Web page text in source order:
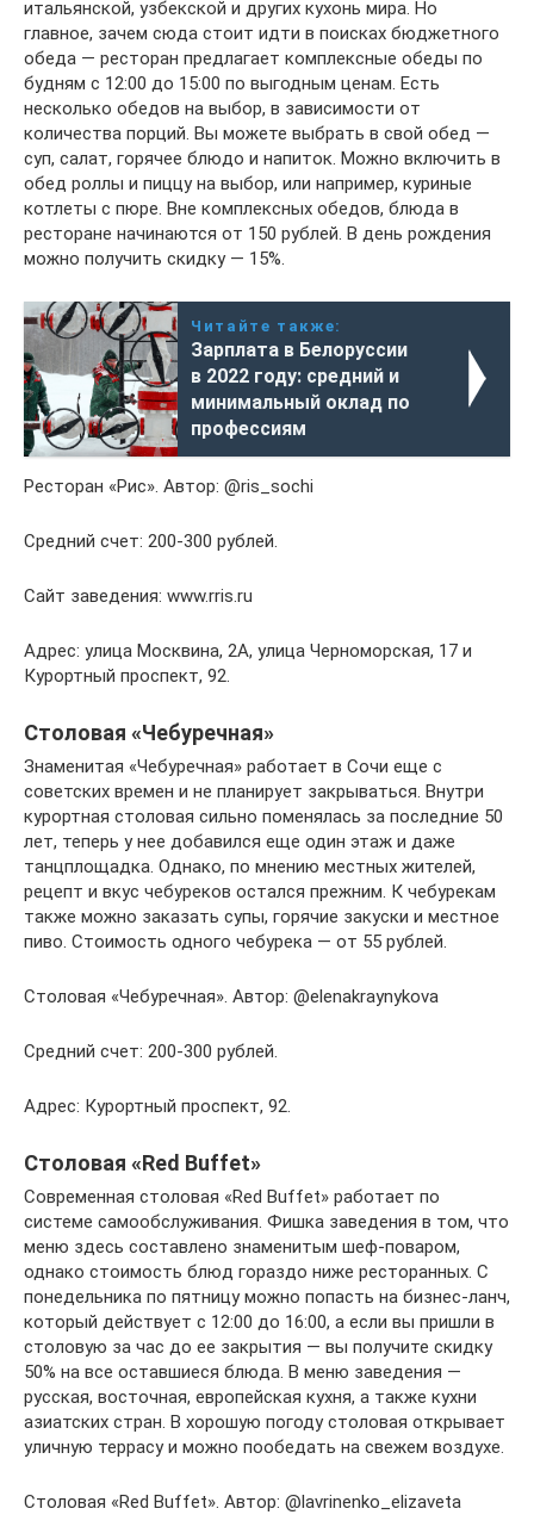
итальянской, узбекской и других кухонь мира. Но
главное, зачем сюда стоит идти в поисках бюджетного
обеда — ресторан предлагает комплексные обеды по
будням с 12:00 до 15:00 по выгодным ценам. Есть
несколько обедов на выбор, в зависимости от
количества порций. Вы можете выбрать в свой обед —
суп, салат, горячее блюдо и напиток. Можно включить в
обед роллы и пиццу на выбор, или например, куриные
котлеты с пюре. Вне комплексных обедов, блюда в
ресторане начинаются от 150 рублей. В день рождения
можно получить скидку — 15%.
Читайте также:
Зарплата в Белоруссии
в 2022 году: средний и
минимальный оклад по
профессиям
Ресторан «Рис». Автор: @ris_sochi
Средний счет: 200-300 рублей.
Сайт заведения: www.rris.ru
Адрес: улица Москвина, 2А, улица Черноморская, 17 и
Курортный проспект, 92.
Столовая «Чебуречная»
Знаменитая «Чебуречная» работает в Сочи еще с
советских времен и не планирует закрываться. Внутри
курортная столовая сильно поменялась за последние 50
лет, теперь у нее добавился еще один этаж и даже
танцплощадка. Однако, по мнению местных жителей,
рецепт и вкус чебуреков остался прежним. К чебурекам
также можно заказать супы, горячие закуски и местное
пиво. Стоимость одного чебурека — от 55 рублей.
Столовая «Чебуречная». Автор: @elenakraynykova
Средний счет: 200-300 рублей.
Адрес: Курортный проспект, 92.
Столовая «Red Buffet»
Современная столовая «Red Buffet» работает по
системе самообслуживания. Фишка заведения в том, что
меню здесь составлено знаменитым шеф-поваром,
однако стоимость блюд гораздо ниже ресторанных. С
понедельника по пятницу можно попасть на бизнес-ланч,
который действует с 12:00 до 16:00, а если вы пришли в
столовую за час до ее закрытия — вы получите скидку
50% на все оставшиеся блюда. В меню заведения —
русская, восточная, европейская кухня, а также кухни
азиатских стран. В хорошую погоду столовая открывает
уличную террасу и можно пообедать на свежем воздухе.
Столовая «Red Buffet». Автор: @lavrinenko_elizaveta